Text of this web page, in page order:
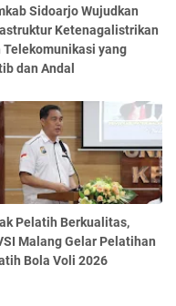
Sidoarjo Wujudkan
Ketenagalistrikan
Telekomunikasi yang
dan Andal
Pelatih Berkualitas,
Malang Gelar Pelatihan
Bola Voli 2026